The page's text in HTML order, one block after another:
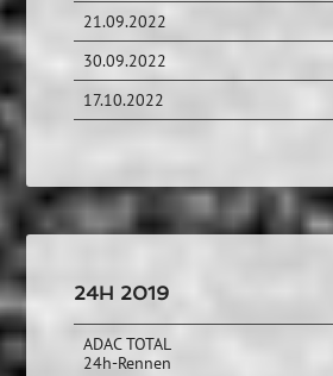
21.09.2022
30.09.2022
17.10.2022
24H 2019
ADAC TOTAL
24h-Rennen